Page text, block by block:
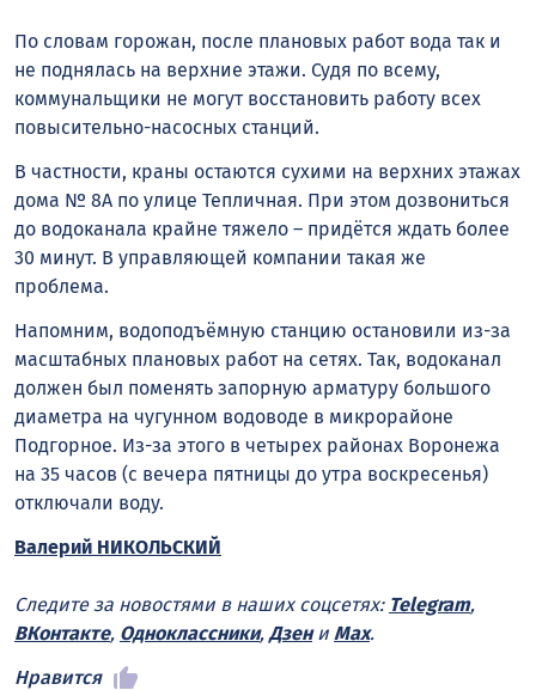
По словам горожан, после плановых работ вода так и
не поднялась на верхние этажи. Судя по всему,
коммунальщики не могут восстановить работу всех
повысительно-насосных станций.
В частности, краны остаются сухими на верхних этажах
дома № 8А по улице Тепличная. При этом дозвониться
до водоканала крайне тяжело – придётся ждать более
30 минут. В управляющей компании такая же
проблема.
Напомним, водоподъёмную станцию остановили из-за
масштабных плановых работ на сетях. Так, водоканал
должен был поменять запорную арматуру большого
диаметра на чугунном водоводе в микрорайоне
Подгорное. Из-за этого в четырех районах Воронежа
на 35 часов (с вечера пятницы до утра воскресенья)
отключали воду.
Валерий НИКОЛЬСКИЙ
Следите за новостями в наших соцсетях: Telegram,
ВКонтакте, Одноклассники, Дзени Max.
Нравится